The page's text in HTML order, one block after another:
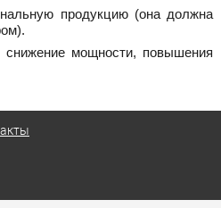
продукцию (она должна
снижение мощности, повышения